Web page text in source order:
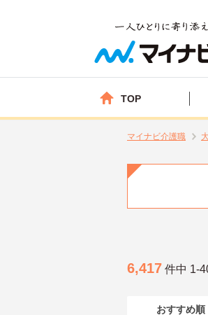
TOP
マイナビ介護職
6,417 件中 1-
おすすめ順